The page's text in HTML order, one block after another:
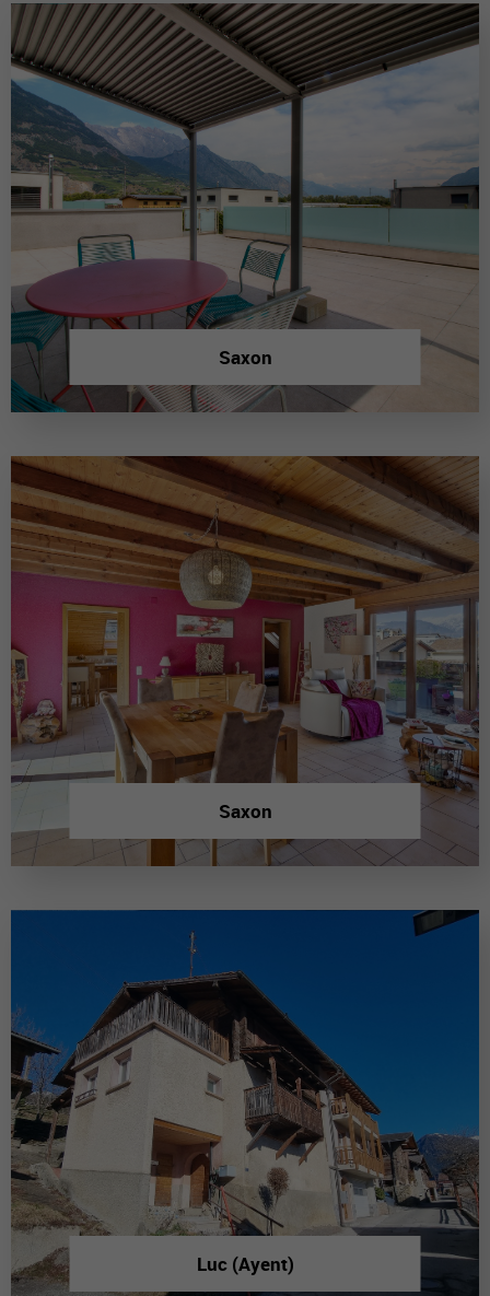
Saxon
Saxon
Luc (Ayent)